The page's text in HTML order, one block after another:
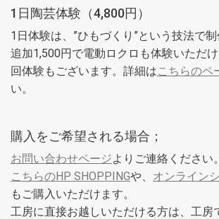
1日陶芸体験（4,800円）
1日体験は、”ひもづくり”という技法で制
追加1,500円で電動ロクロも体験いただ
回体験もございます。詳細はこちらのペ
い。
購入をご希望される場合；
お問い合わせページよりご連絡ください。
こちらのHP SHOPPINGや、 オンライン
もご購入いただけます。
工房に直接お越しいただける方は、工房